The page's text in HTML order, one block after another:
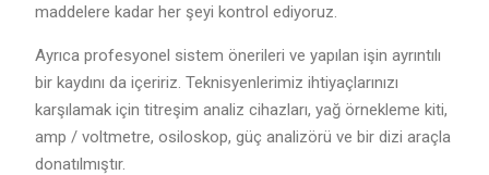
maddelere kadar her şeyi kontrol ediyoruz.
Ayrıca profesyonel sistem önerileri ve yapılan işin ayrıntılı
bir kaydını da içeririz. Teknisyenlerimiz ihtiyaçlarınızı
karşılamak için titreşim analiz cihazları, yağ örnekleme kiti,
amp / voltmetre, osiloskop, güç analizörü ve bir dizi araçla
donatılmıştır.